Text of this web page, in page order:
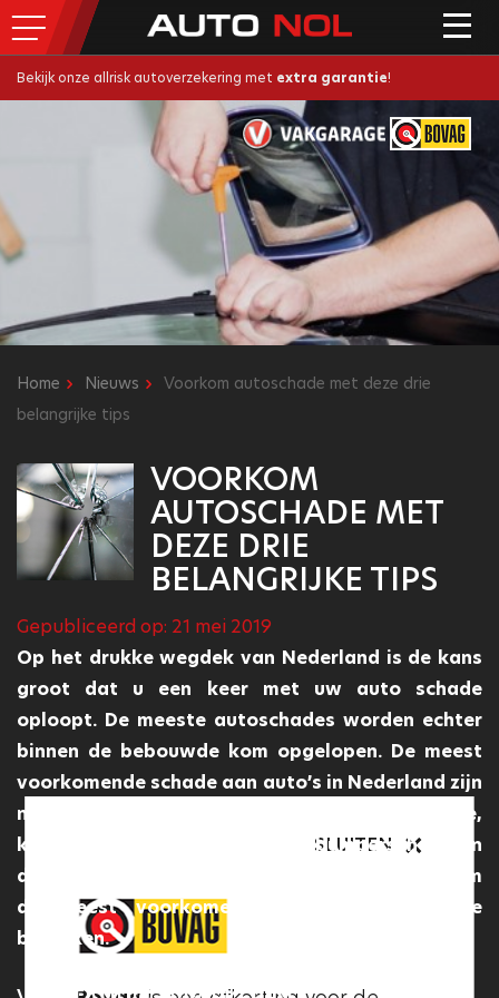
Bekijk onze allrisk autoverzekering met extra garantie!
Home Nieuws
Voorkom autoschade met deze drie
belangrijke tips
VOORKOM
AUTOSCHADE MET
DEZE DRIE
BELANGRIJKE TIPS
Gepubliceerd op: 21 mei 2019
Op het drukke wegdek van Nederland is de kans
groot dat u een keer met uw auto schade
oploopt. De meeste autoschades worden echter
binnen de bebouwde kom opgelopen. De meest
voorkomende schade aan auto’s in Nederland zijn
namelijk parkeerschade, deukschade, ruitschade,
kras- of lakschade en tot slot bumperschade. In
dit nieuwsbericht geven wij u een drietal tips om
de meest voorkomende soorten schade te
beperken.
SLUITEN
SLUITEN